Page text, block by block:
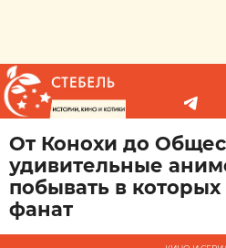
От Конохи до
удивительные
побывать в
фанат